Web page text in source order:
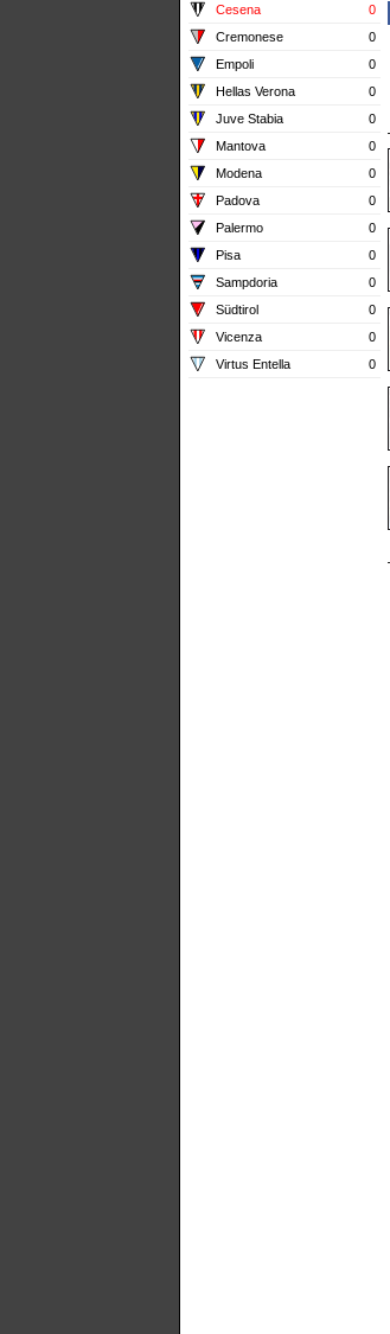
Cesena
0
Cremonese
0
Empoli
0
Hellas Verona
0
Juve Stabia
0
Mantova
0
Modena
0
Padova
0
Palermo
0
Pisa
0
Sampdoria
0
Südtirol
0
Vicenza
0
Virtus Entella
0